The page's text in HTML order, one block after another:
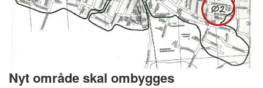
Nyt område skal ombygges